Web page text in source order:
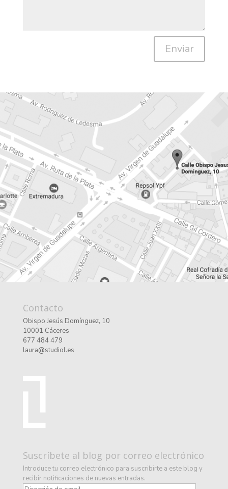
Enviar
Contacto
Obispo Jesús Domínguez, 10
10001 Cáceres
677 484 479
laura@studiol.es
Suscríbete al blog por correo electrónico
Introduce tu correo electrónico para suscribirte a este blog y
recibir notificaciones de nuevas entradas.